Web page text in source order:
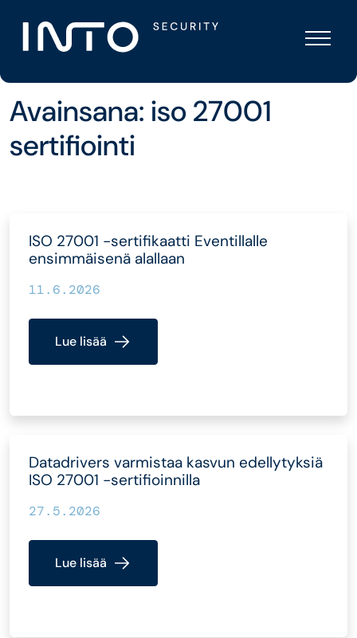
content
Avainsana: iso 27001
sertifiointi
ISO 27001 -sertifikaatti Eventillalle
ensimmäisenä alallaan
11.6.2026
Lue lisää
Datadrivers varmistaa kasvun edellytyksiä
ISO 27001 -sertifioinnilla
27.5.2026
Lue lisää